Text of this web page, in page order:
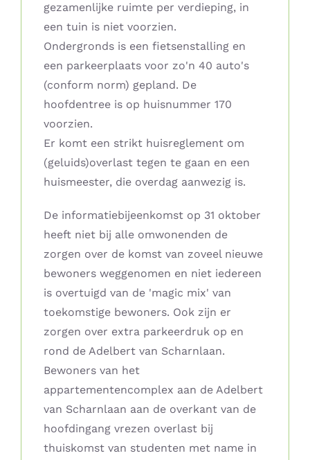
gezamenlijke ruimte per verdieping, in
een tuin is niet voorzien.
Ondergronds is een fietsenstalling en
een parkeerplaats voor zo'n 40 auto's
(conform norm) gepland. De
hoofdentree is op huisnummer 170
voorzien.
Er komt een strikt huisreglement om
(geluids)overlast tegen te gaan en een
huismeester, die overdag aanwezig is.
De informatiebijeenkomst op 31 oktober
heeft niet bij alle omwonenden de
zorgen over de komst van zoveel nieuwe
bewoners weggenomen en niet iedereen
is overtuigd van de 'magic mix' van
toekomstige bewoners. Ook zijn er
zorgen over extra parkeerdruk op en
rond de Adelbert van Scharnlaan.
Bewoners van het
appartementencomplex aan de Adelbert
van Scharnlaan aan de overkant van de
hoofdingang vrezen overlast bij
thuiskomst van studenten met name in